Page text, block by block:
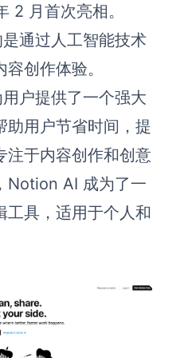
2 月首次亮相。
通过人工智能技术
创作体验。
户提供了一个强大
助用户节省时间，提
注于内容创作和创意
Notion AI 成为了一
工具，适用于个人和